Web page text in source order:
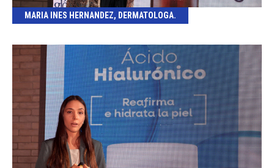
MARIA INES HERNANDEZ, DERMATOLOGA.